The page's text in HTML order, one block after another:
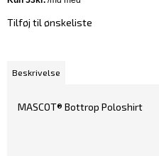
Tilføj til ønskeliste
Beskrivelse
MASCOT® Bottrop Poloshirt